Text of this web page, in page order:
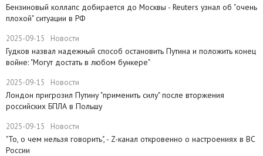
​Бензиновый коллапс добирается до Москвы - Reuters узнал об "очень
плохой" ситуации в РФ
2025-09-15 Новости
Гудков назвал надежный способ остановить Путина и положить конец
войне: "Могут достать в любом бункере"
2025-09-15 Новости
Лондон пригрозил Путину "применить силу" после вторжения
российских БПЛА в Польшу
2025-09-15 Новости
"То, о чем нельзя говорить", - Z-канал откровенно о настроениях в ВС
России